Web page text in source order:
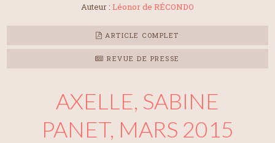
Auteur : Léonor de RÉCONDO
ARTICLE COMPLET
REVUE DE PRESSE
AXELLE, SABINE
PANET, MARS 2015